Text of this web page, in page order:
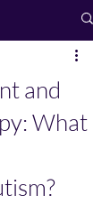
and
What